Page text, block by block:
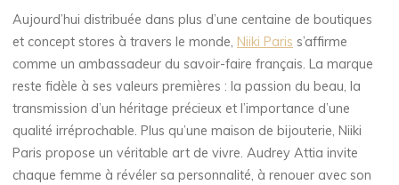
Aujourd’hui distribuée dans plus d’une centaine de boutiques
et concept stores à travers le monde, Niiki Paris s’affirme
comme un ambassadeur du savoir-faire français. La marque
reste fidèle à ses valeurs premières : la passion du beau, la
transmission d’un héritage précieux et l’importance d’une
qualité irréprochable. Plus qu’une maison de bijouterie, Niiki
Paris propose un véritable art de vivre. Audrey Attia invite
chaque femme à révéler sa personnalité, à renouer avec son